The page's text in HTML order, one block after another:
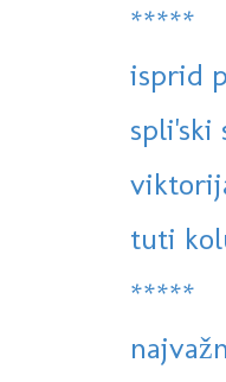
*****
isprid
spli'ski
tuti
*****